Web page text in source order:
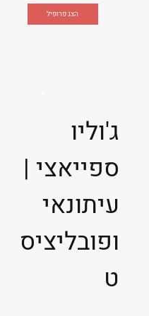
הצג פרופיל
ג'וליו
ספייאצי |
עיתונאי
ופובליציס
ט